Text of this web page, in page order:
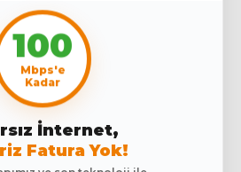
100
Mbps'e
Kadar
İnternet,
Fatura Yok!